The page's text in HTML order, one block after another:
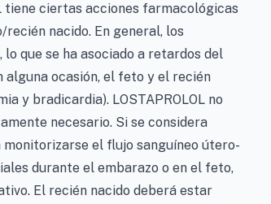
tiene ciertas acciones farmacológicas
nacido. En general, los
que se ha asociado a retardos del
ocasión, el feto y el recién
y bradicardia). LOSTAPROLOL no
necesario. Si se considera
el flujo sanguíneo útero-
durante el embarazo o en el feto,
El recién nacido deberá estar